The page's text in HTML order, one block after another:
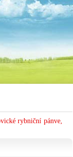
rybniční pánve,